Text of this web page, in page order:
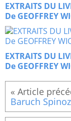
EXTRAITS DU
De GEOFFREY
EXTRAITS DU
De GEOFFREY
Baruch